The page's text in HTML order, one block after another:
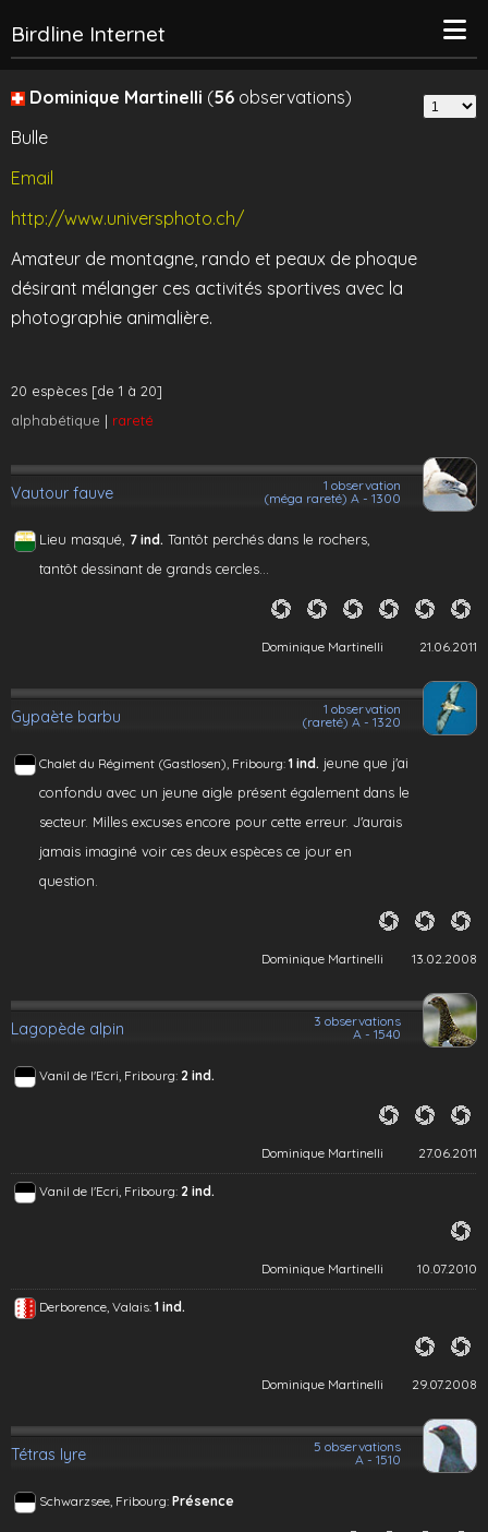
Birdline Internet
Dominique Martinelli (56 observations)
Bulle
Email
http://www.universphoto.ch/
Amateur de montagne, rando et peaux de phoque
désirant mélanger ces activités sportives avec la
photographie animalière.
20 espèces [de 1 à 20]
alphabétique | rareté
Vautour fauve
1 observation
(méga rareté) A - 1300
Lieu masqué, 7 ind. Tantôt perchés dans le rochers,
tantôt dessinant de grands cercles...
Dominique Martinelli 21.06.2011
Gypaète barbu
1 observation
(rareté) A - 1320
Chalet du Régiment (Gastlosen), Fribourg: 1 ind. jeune que j'ai
confondu avec un jeune aigle présent également dans le
secteur. Milles excuses encore pour cette erreur. J'aurais
jamais imaginé voir ces deux espèces ce jour en
question.
Dominique Martinelli 13.02.2008
Lagopède alpin
3 observations
A - 1540
Vanil de l'Ecri, Fribourg: 2 ind.
Dominique Martinelli 27.06.2011
Vanil de l'Ecri, Fribourg: 2 ind.
Dominique Martinelli 10.07.2010
Derborence, Valais: 1 ind.
Dominique Martinelli 29.07.2008
Tétras lyre
5 observations
A - 1510
Schwarzsee, Fribourg: Présence